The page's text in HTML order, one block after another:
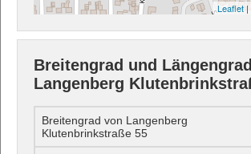
Leaflet
Breitengrad und
Langenberg
Breitengrad von Langenberg
Klutenbrinkstraße 55